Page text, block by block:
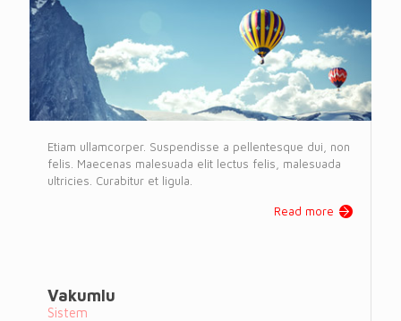
Etiam ullamcorper. Suspendisse a pellentesque dui, non
felis. Maecenas malesuada elit lectus felis, malesuada
ultricies. Curabitur et ligula.
Read more
Vakumlu
Sistem